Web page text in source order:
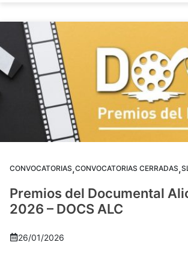
CONVOCATORIAS,CONVOCATORIAS CERRADAS,
Premios del Documental
2026 – DOCS ALC
26/01/2026